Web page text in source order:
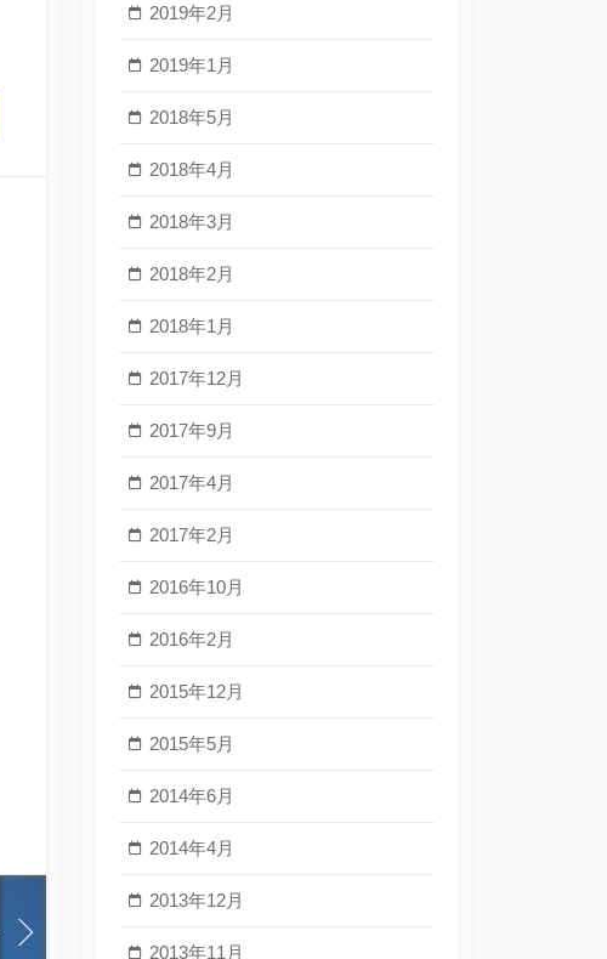
2019年2月
2019年1月
2018年5月
2018年4月
2018年3月
2018年2月
2018年1月
2017年12月
2017年9月
2017年4月
2017年2月
2016年10月
2016年2月
2015年12月
2015年5月
2014年6月
2014年4月
2013年12月
2013年11月